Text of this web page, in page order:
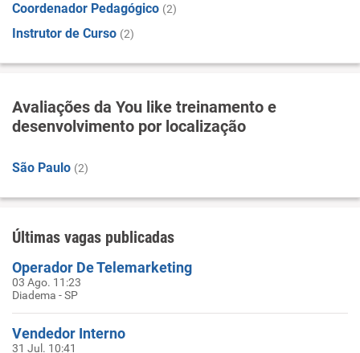
Coordenador Pedagógico (2)
Instrutor de Curso (2)
Avaliações da You like treinamento e
desenvolvimento por localização
São Paulo (2)
Últimas vagas publicadas
Operador De Telemarketing
03 Ago. 11:23
Diadema - SP
Vendedor Interno
31 Jul. 10:41